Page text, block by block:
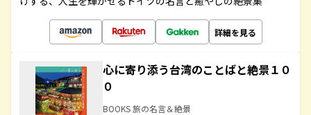
詳細を見る
心に寄り添う台湾のことばと絶景１０
０
BOOKS 旅の名言＆絶景